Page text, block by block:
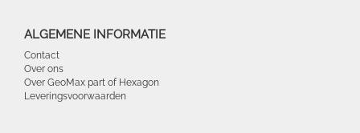
ALGEMENE INFORMATIE
Contact
Over ons
Over GeoMax part of Hexagon
Leveringsvoorwaarden